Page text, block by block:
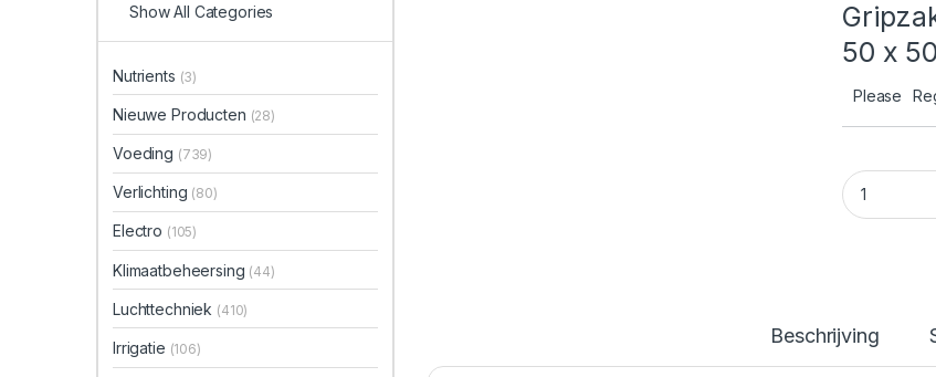
50 x
Please
Gripzak/
Beschrijving
Show All Categories
Nutrients (3)
Nieuwe Producten (28)
Voeding (739)
Verlichting (80)
Electro (105)
Klimaatbeheersing (44)
Luchttechniek (410)
Irrigatie (106)